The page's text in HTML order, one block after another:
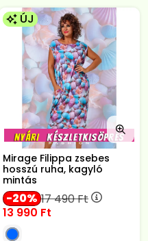
ÚJ
Mirage Filippa zsebes
hosszú ruha, kagyló
mintás
20 17 490Ft
13 990 Ft